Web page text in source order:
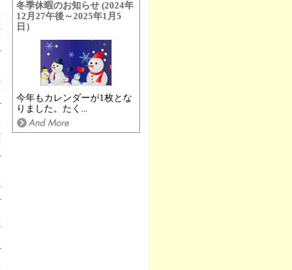
冬季休暇のお知らせ (2024年
12月27午後～2025年1月5
日）
今年もカレンダーが1枚とな
りました。たく...